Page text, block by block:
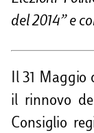
del 2014” e
Il 31 Maggio
il rinnovo
Consiglio